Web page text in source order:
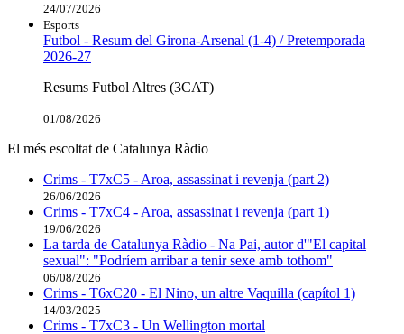
24/07/2026
Esports
Futbol - Resum del Girona-Arsenal (1-4) / Pretemporada
2026-27
Resums Futbol Altres (3CAT)
01/08/2026
El més escoltat de Catalunya Ràdio
Crims - T7xC5 - Aroa, assassinat i revenja (part 2)
26/06/2026
Crims - T7xC4 - Aroa, assassinat i revenja (part 1)
19/06/2026
La tarda de Catalunya Ràdio - Na Pai, autor d'"El capital
sexual": "Podríem arribar a tenir sexe amb tothom"
06/08/2026
Crims - T6xC20 - El Nino, un altre Vaquilla (capítol 1)
14/03/2025
Crims - T7xC3 - Un Wellington mortal